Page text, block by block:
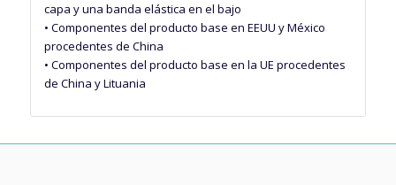
capa y una banda elástica en el bajo
• Componentes del producto base en EEUU y México
procedentes de China
• Componentes del producto base en la UE procedentes
de China y Lituania